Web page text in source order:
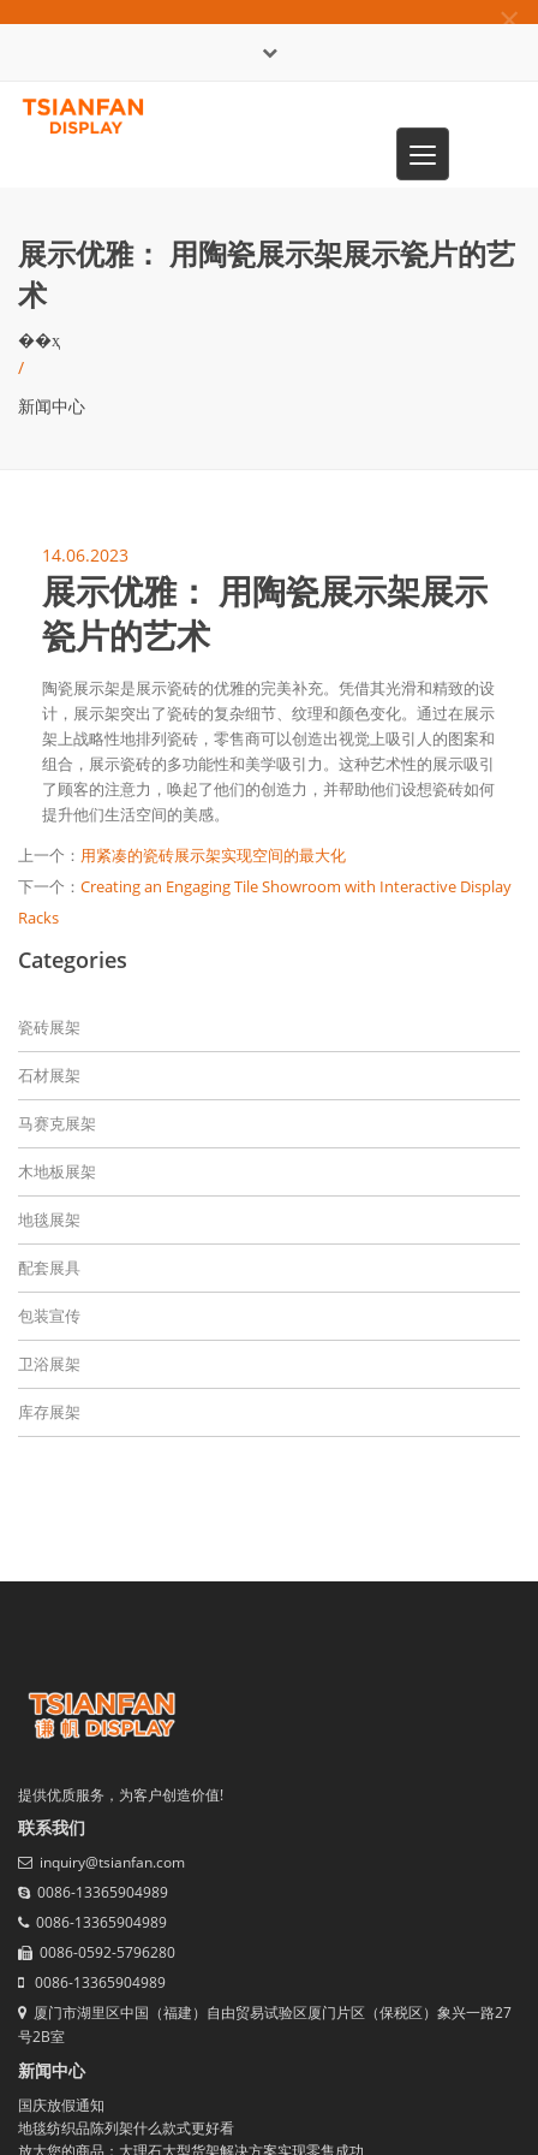
×
Toggle
navigation
展示优雅： 用陶瓷展示架展示瓷片的艺
术
��ҳ
/
新闻中心
14.06.2023
展示优雅： 用陶瓷展示架展示
瓷片的艺术
陶瓷展示架是展示瓷砖的优雅的完美补充。凭借其光滑和精致的设
计，展示架突出了瓷砖的复杂细节、纹理和颜色变化。通过在展示
架上战略性地排列瓷砖，零售商可以创造出视觉上吸引人的图案和
组合，展示瓷砖的多功能性和美学吸引力。这种艺术性的展示吸引
了顾客的注意力，唤起了他们的创造力，并帮助他们设想瓷砖如何
提升他们生活空间的美感。
上一个： 用紧凑的瓷砖展示架实现空间的最大化
下一个： Creating an Engaging Tile Showroom with Interactive Display
Racks
Categories
瓷砖展架
石材展架
马赛克展架
木地板展架
地毯展架
配套展具
包装宣传
卫浴展架
库存展架
提供优质服务，为客户创造价值!
联系我们
inquiry@tsianfan.com
0086-13365904989
0086-13365904989
0086-0592-5796280
0086-13365904989
厦门市湖里区中国（福建）自由贸易试验区厦门片区（保税区）象兴一路27
号2B室
新闻中心
国庆放假通知
地毯纺织品陈列架什么款式更好看